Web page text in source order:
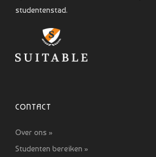
studentenstad.
CONTACT
Over ons »
Studenten bereiken »